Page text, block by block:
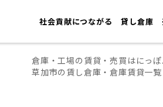
社会貢献につながる 貸し倉庫
倉庫・工場の賃貸・売買はにっ
草加市の賃し倉庫・倉庫賃貸一覧